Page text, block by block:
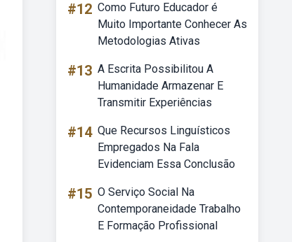
#12 Como Futuro Educador é
Muito Importante Conhecer As
Metodologias Ativas
#13 A Escrita Possibilitou A
Humanidade Armazenar E
Transmitir Experiências
#14 Que Recursos Linguísticos
Empregados Na Fala
Evidenciam Essa Conclusão
#15 O Serviço Social Na
Contemporaneidade Trabalho
E Formação Profissional